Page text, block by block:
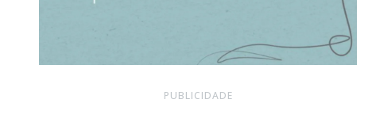
PUBLICIDADE